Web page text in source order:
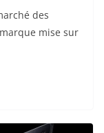
des
mise sur